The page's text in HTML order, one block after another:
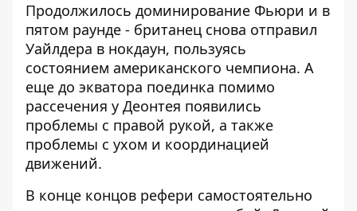
Продолжилось доминирование Фьюри и в
пятом раунде - британец снова отправил
Уайлдера в нокдаун, пользуясь
состоянием американского чемпиона. А
еще до экватора поединка помимо
рассечения у Деонтея появились
проблемы с правой рукой, а также
проблемы с ухом и координацией
движений.
В конце концов рефери самостоятельно